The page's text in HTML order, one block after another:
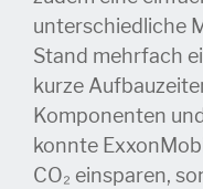
unterschiedliche
Stand mehrfach
kurze
Komponenten
konnte
CO₂ einsparen,